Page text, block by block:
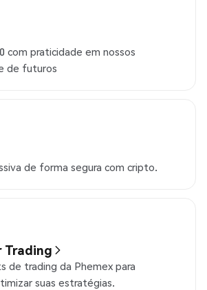
com praticidade em nossos
de futuros
de forma segura com cripto.
de trading da Phemex para
suas estratégias.